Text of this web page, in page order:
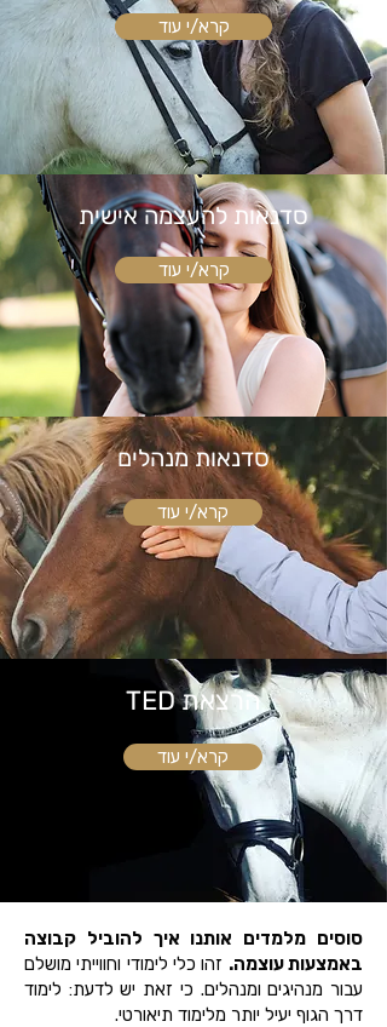
קרא/י עוד
סדנאות להעצמה אישית
קרא/י עוד
סדנאות מנהלים
קרא/י עוד
הרצאת TED
קרא/י עוד
סוסים מלמדים אותנו איך להוביל קבוצה
באמצעות עוצמה. זהו כלי לימודי וחווייתי מושלם
עבור מנהיגים ומנהלים. כי זאת יש לדעת: לימוד
דרך הגוף יעיל יותר מלימוד תיאורטי.